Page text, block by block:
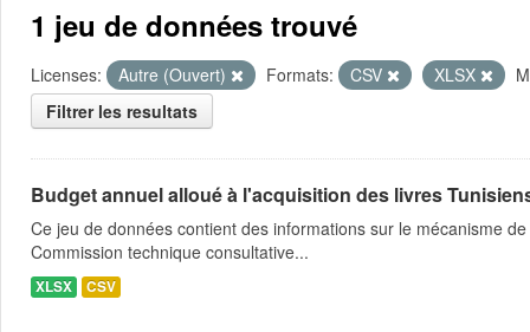
1 jeu de données trouvé
Licenses: Autre (Ouvert) Formats: CSV XLSX
Filtrer les resultats
Budget annuel alloué à l'acquisition des livres
Ce jeu de données contient des informations sur le mécanisme
Commission technique consultative...
XLSX CSV